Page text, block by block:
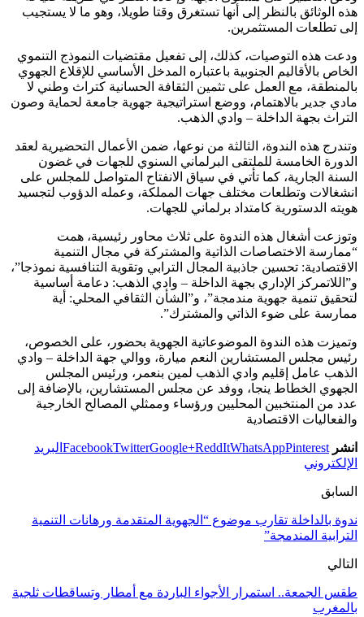
هذه الوثائق بالنظر إلى أنها تستغرق وقتا طويلا، وهو ما لا يستجيب
إلى تطلعات المستثمرين.
ودعت هذه التوصيات، كذلك، إلى تفعيل مقتضيات النموذج التنموي
الخاص بالأقاليم الجنوبية باعتباره المدخل الأساسي للإقلاع الجهوي
بالمنطقة، مع العمل على تثمين الثقافة الحسانية كتراث وطني لا
مادي جدير بالاهتمام، ووضع استراتيجية جهوية جامعة لحماية وصون
التراث بجهة الداخلة – وادي الذهب.
وتندرج هذه الندوة، الثالثة من نوعها، ضمن الأعمال التحضيرية لعقد
الدورة الخامسة للملتقى البرلماني السنوي للجهات في غضون
السنة الجارية، كما تأتي في سياق الانفتاح المتواصل للمجلس على
انشغالات وتطلعات مختلف جهات المملكة، وعمله الدؤوب لتجسيد
هويته الدستورية كامتداد برلماني للجهات.
وتوزعت أشغال هذه الندوة على ثلاث محاور رئيسية، همت
“ممارسة الاختصاصات الذاتية والمشتركة في مجال التنمية
الاقتصادية: تحسين جاذبية المجال الترابي وتقوية التنافسية نموذجا”،
و”اللاتمركز الإداري بجهة الداخلة – وادي الذهب: دعامة أساسية
لتحقيق تنمية جهوية مندمجة”، و”الشأن الثقافي المحلي: أية
ممارسة على ضوء الذاتي والمشترك”.
وتميزت هذه الندوة الموضوعاتية الجهوية بحضور، على الخصوص،
رئيس مجلس المستشارين النعم ميارة، ووالي جهة الداخلة – وادي
الذهب عامل إقليم وادي الذهب لمين بنعمر، ورئيس المجلس
الجهوي الخطاط ينجا، ووفد عن مجلس المستشارين، بالإضافة إلى
عدد من المنتخبين المحليين ورؤساء وممثلي المصالح الخارجية
والفعاليات الاقتصادية
انشر FacebookTwitterGoogle+ReddItWhatsAppPinterest
البريد
الإلكتروني
السابق
ندوة بالداخلة تقارب موضوع “الجهوية المتقدمة ورهانات التنمية
الترابية المندمجة”
التالي
طقس الجمعة.. استمرار الأجواء الباردة مع أمطار وتساقطات ثلجية
بالمغرب